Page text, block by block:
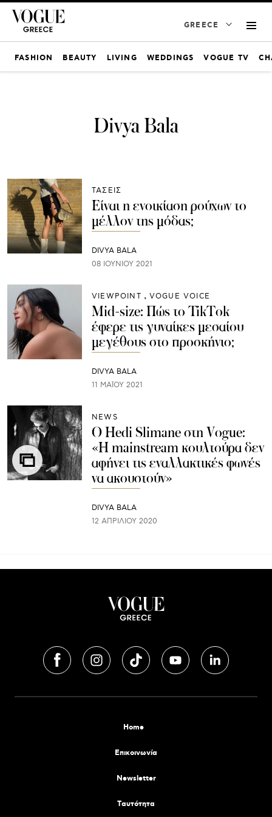
GREECE
FASHION BEAUTY LIVING WEDDINGS VOGUE TV
Divya Bala
ΤΑΣΕΙΣ
Είναι η ενοικίαση ρούχων το
μέλλον της μόδας;
DIVYA BALA
08 ΙΟΥΝΊΟΥ 2021
VIEWPOINT VOGUE VOICE
Mid-size: Πώς το TikTok
έφερε τις γυναίκες μεσαίου
μεγέθους στο προσκήνιο;
DIVYA BALA
11 ΜΑΪ́ΟΥ 2021
NEWS
O Hedi Slimane στη Vogue:
«Η mainstream κουλτούρα δεν
αφήνει τις εναλλακτικές φωνές
να ακουστούν»
DIVYA BALA
12 ΑΠΡΙΛΊΟΥ 2020
Home
Επικοινωνία
Newsletter
Tαυτότητα